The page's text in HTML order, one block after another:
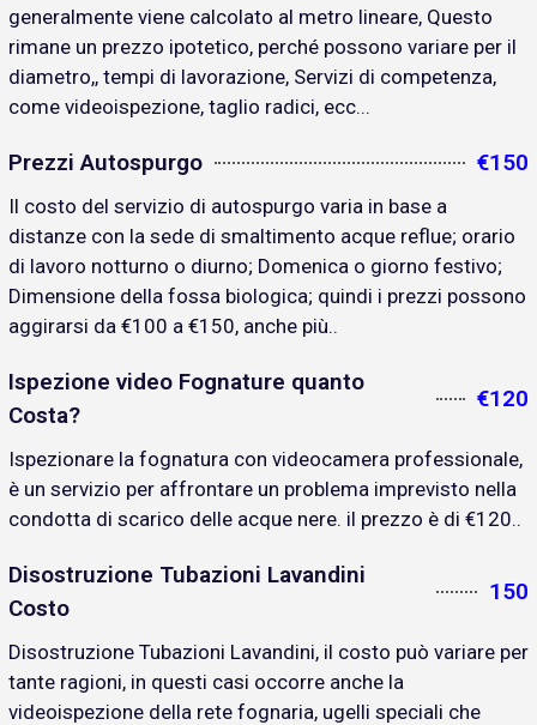
generalmente viene calcolato al metro lineare, Questo
rimane un prezzo ipotetico, perché possono variare per il
diametro,, tempi di lavorazione, Servizi di competenza,
come videoispezione, taglio radici, ecc...
Prezzi Autospurgo €150
Il costo del servizio di autospurgo varia in base a
distanze con la sede di smaltimento acque reflue; orario
di lavoro notturno o diurno; Domenica o giorno festivo;
Dimensione della fossa biologica; quindi i prezzi possono
aggirarsi da €100 a €150, anche più..
Ispezione video Fognature quanto
Costa?
€120
Ispezionare la fognatura con videocamera professionale,
è un servizio per affrontare un problema imprevisto nella
condotta di scarico delle acque nere. il prezzo è di €120..
Disostruzione Tubazioni Lavandini
Costo
150
Disostruzione Tubazioni Lavandini, il costo può variare per
tante ragioni, in questi casi occorre anche la
videoispezione della rete fognaria, ugelli speciali che